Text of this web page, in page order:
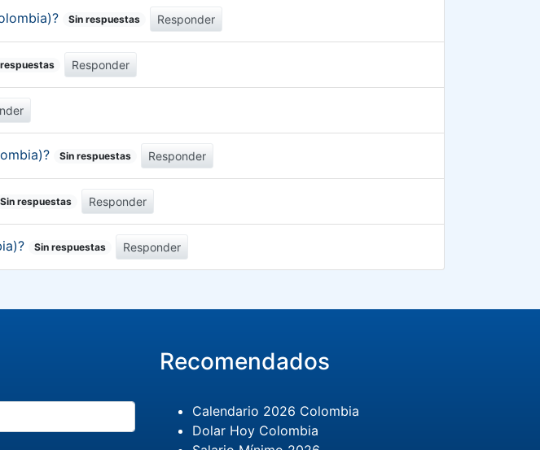
Sin respuestas Responder
Responder
Sin respuestas Responder
Sin respuestas Responder
Sin respuestas Responder
Recomendados
Calendario 2026 Colombia
Dolar Hoy Colombia